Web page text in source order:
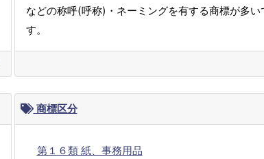
などの称呼(呼称)・ネーミングを有する商標が多い
す。
商標区分
第１６類 紙、事務用品